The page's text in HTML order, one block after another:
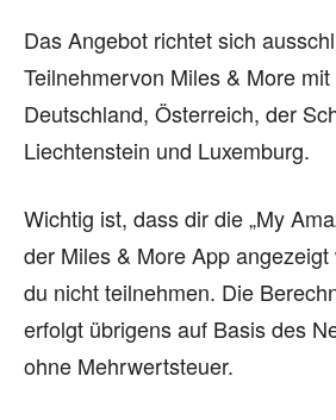
Das Angebot richtet sich
Teilnehmervon Miles & More
Deutschland, Österreich, der
Liechtenstein und Luxemburg.
Wichtig ist, dass dir die „My
der Miles & More App
du nicht teilnehmen. Die
erfolgt übrigens auf Basis des
ohne Mehrwertsteuer.